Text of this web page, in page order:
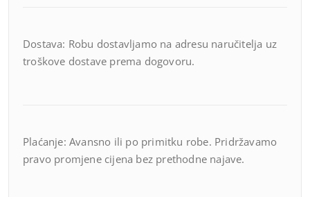
Dostava: Robu dostavljamo na adresu naručitelja uz
troškove dostave prema dogovoru.
Plaćanje: Avansno ili po primitku robe. Pridržavamo
pravo promjene cijena bez prethodne najave.